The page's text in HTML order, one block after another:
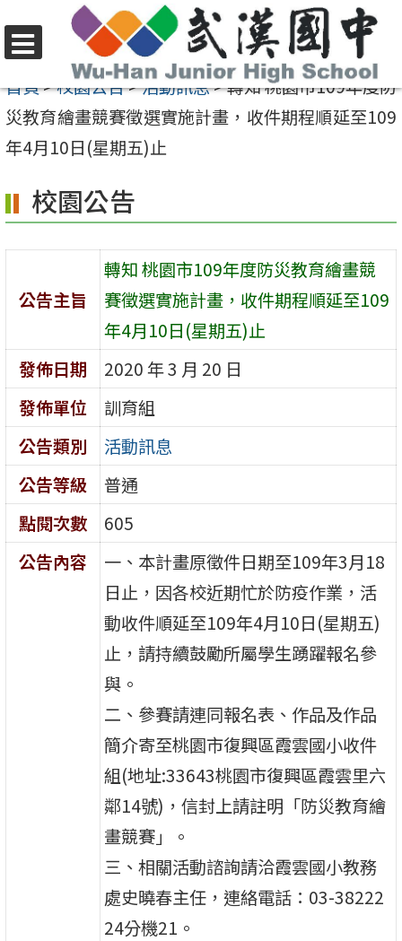
至
要
內
區
選
單
首頁>校園公告>活動訊息>轉知 桃園市109年度防
災教育繪畫競賽徵選實施計畫，收件期程順延至109
年4月10日(星期五)止
校園公告
公告主旨
轉知 桃園市109年度防災教育繪畫競
賽徵選實施計畫，收件期程順延至109
年4月10日(星期五)止
發佈日期
2020 年 3 月 20 日
發佈單位
訓育組
公告類別
活動訊息
公告等級
普通
點閱次數
605
公告內容
一、本計畫原徵件日期至109年3月18
日止，因各校近期忙於防疫作業，活
動收件順延至109年4月10日(星期五)
止，請持續鼓勵所屬學生踴躍報名參
與。
二、參賽請連同報名表、作品及作品
簡介寄至桃園市復興區霞雲國小收件
組(地址:33643桃園市復興區霞雲里六
鄰14號)，信封上請註明「防災教育繪
畫競賽」。
三、相關活動諮詢請洽霞雲國小教務
處史曉春主任，連絡電話：03-38222
24分機21。